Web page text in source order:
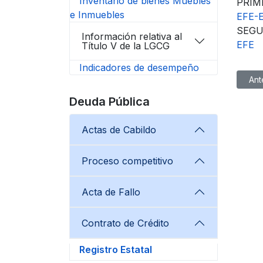
EFE-
EFE
e Inmuebles
Información relativa al
Título V de la LGCG
Indicadores de desempeño
Deuda Pública
Actas de Cabildo
Proceso competitivo
Acta de Fallo
Contrato de Crédito
Registro Estatal